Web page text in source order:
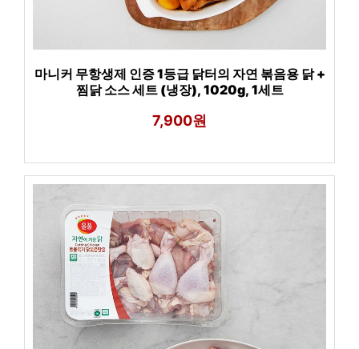
마니커 무항생제 인증 1등급 닭터의 자연 볶음용 닭 +
찜닭 소스 세트 (냉장), 1020g, 1세트
7,900원